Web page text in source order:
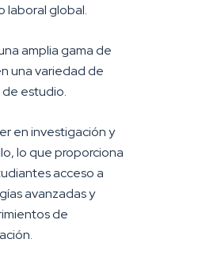
laboral global.
amplia gama de
una variedad de
estudio.
en investigación y
lo que proporciona
acceso a
avanzadas y
de